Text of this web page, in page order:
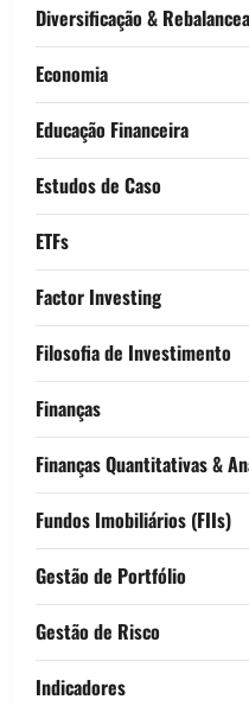
Diversificação &
Economia
Educação Financeira
Estudos de Caso
ETFs
Factor Investing
Filosofia de Investimento
Finanças
Finanças Quantitativas &
Fundos Imobiliários (FIIs)
Gestão de Portfólio
Gestão de Risco
Indicadores